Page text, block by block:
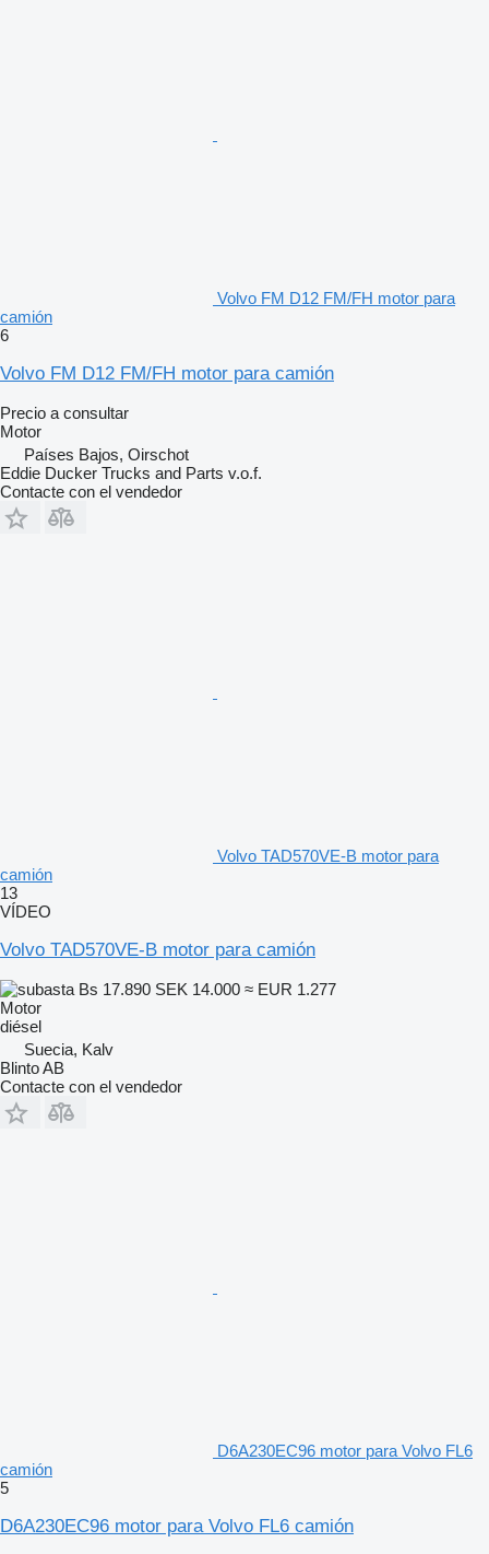
Volvo FM D12 FM/FH motor para
camión
6
Volvo FM D12 FM/FH motor para camión
Precio a consultar
Motor
Países Bajos, Oirschot
Eddie Ducker Trucks and Parts v.o.f.
Contacte con el vendedor
Volvo TAD570VE-B motor para
camión
13
VÍDEO
Volvo TAD570VE-B motor para camión
Bs 17.890 SEK 14.000 ≈ EUR 1.277
Motor
diésel
Suecia, Kalv
Blinto AB
Contacte con el vendedor
D6A230EC96 motor para Volvo FL6
camión
5
D6A230EC96 motor para Volvo FL6 camión